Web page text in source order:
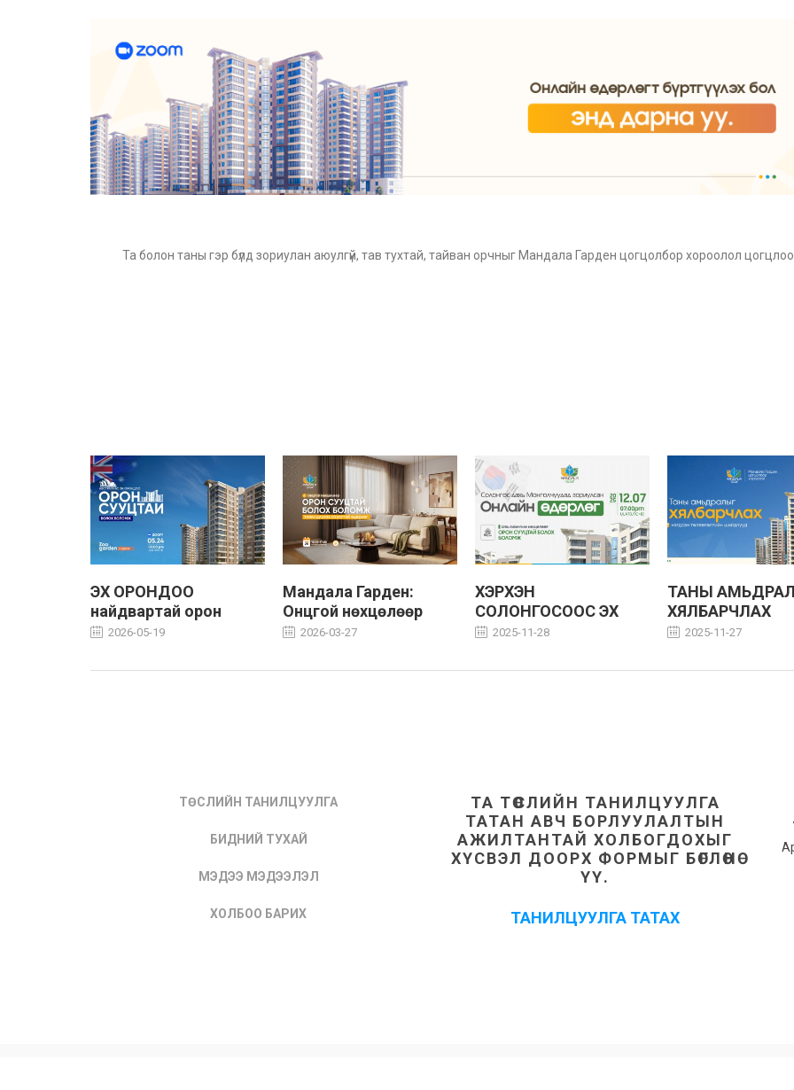
Та болон таны гэр бүлд зориулан аюулгүй, тав тухтай, тайван орчныг Мандала Гарден цогцолбор хороолол
ЭХ ОРОНДОО
найдвартай орон
сууцтай болох
2026-05-19
Мандала Гарден:
Онцгой нөхцөлөөр
орон сууцтай болох
алдаарай.
2026-03-27
ХЭРХЭН
СОЛОНГОСООС ЭХ
ОРОНДОО ОРОН
2025-11-28
ТАНЫ
ХЯЛБАРЧЛАХ
НЭГДСЭН
ШЙИДЛҮҮД
2025-11-27
ТӨСЛИЙН ТАНИЛЦУУЛГА
БИДНИЙ ТУХАЙ
МЭДЭЭ МЭДЭЭЛЭЛ
ХОЛБОО БАРИХ
ТА ТӨСЛИЙН ТАНИЛЦУУЛГА
ТАТАН АВЧ БОРЛУУЛАЛТЫН
АЖИЛТАНТАЙ ХОЛБОГДОХЫГ
ХҮСВЭЛ ДООРХ ФОРМЫГ БӨГЛӨНӨ
ҮҮ.
ТАНИЛЦУУЛГА ТАТАХ